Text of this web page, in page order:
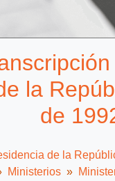
la
de
de la
Ministerios